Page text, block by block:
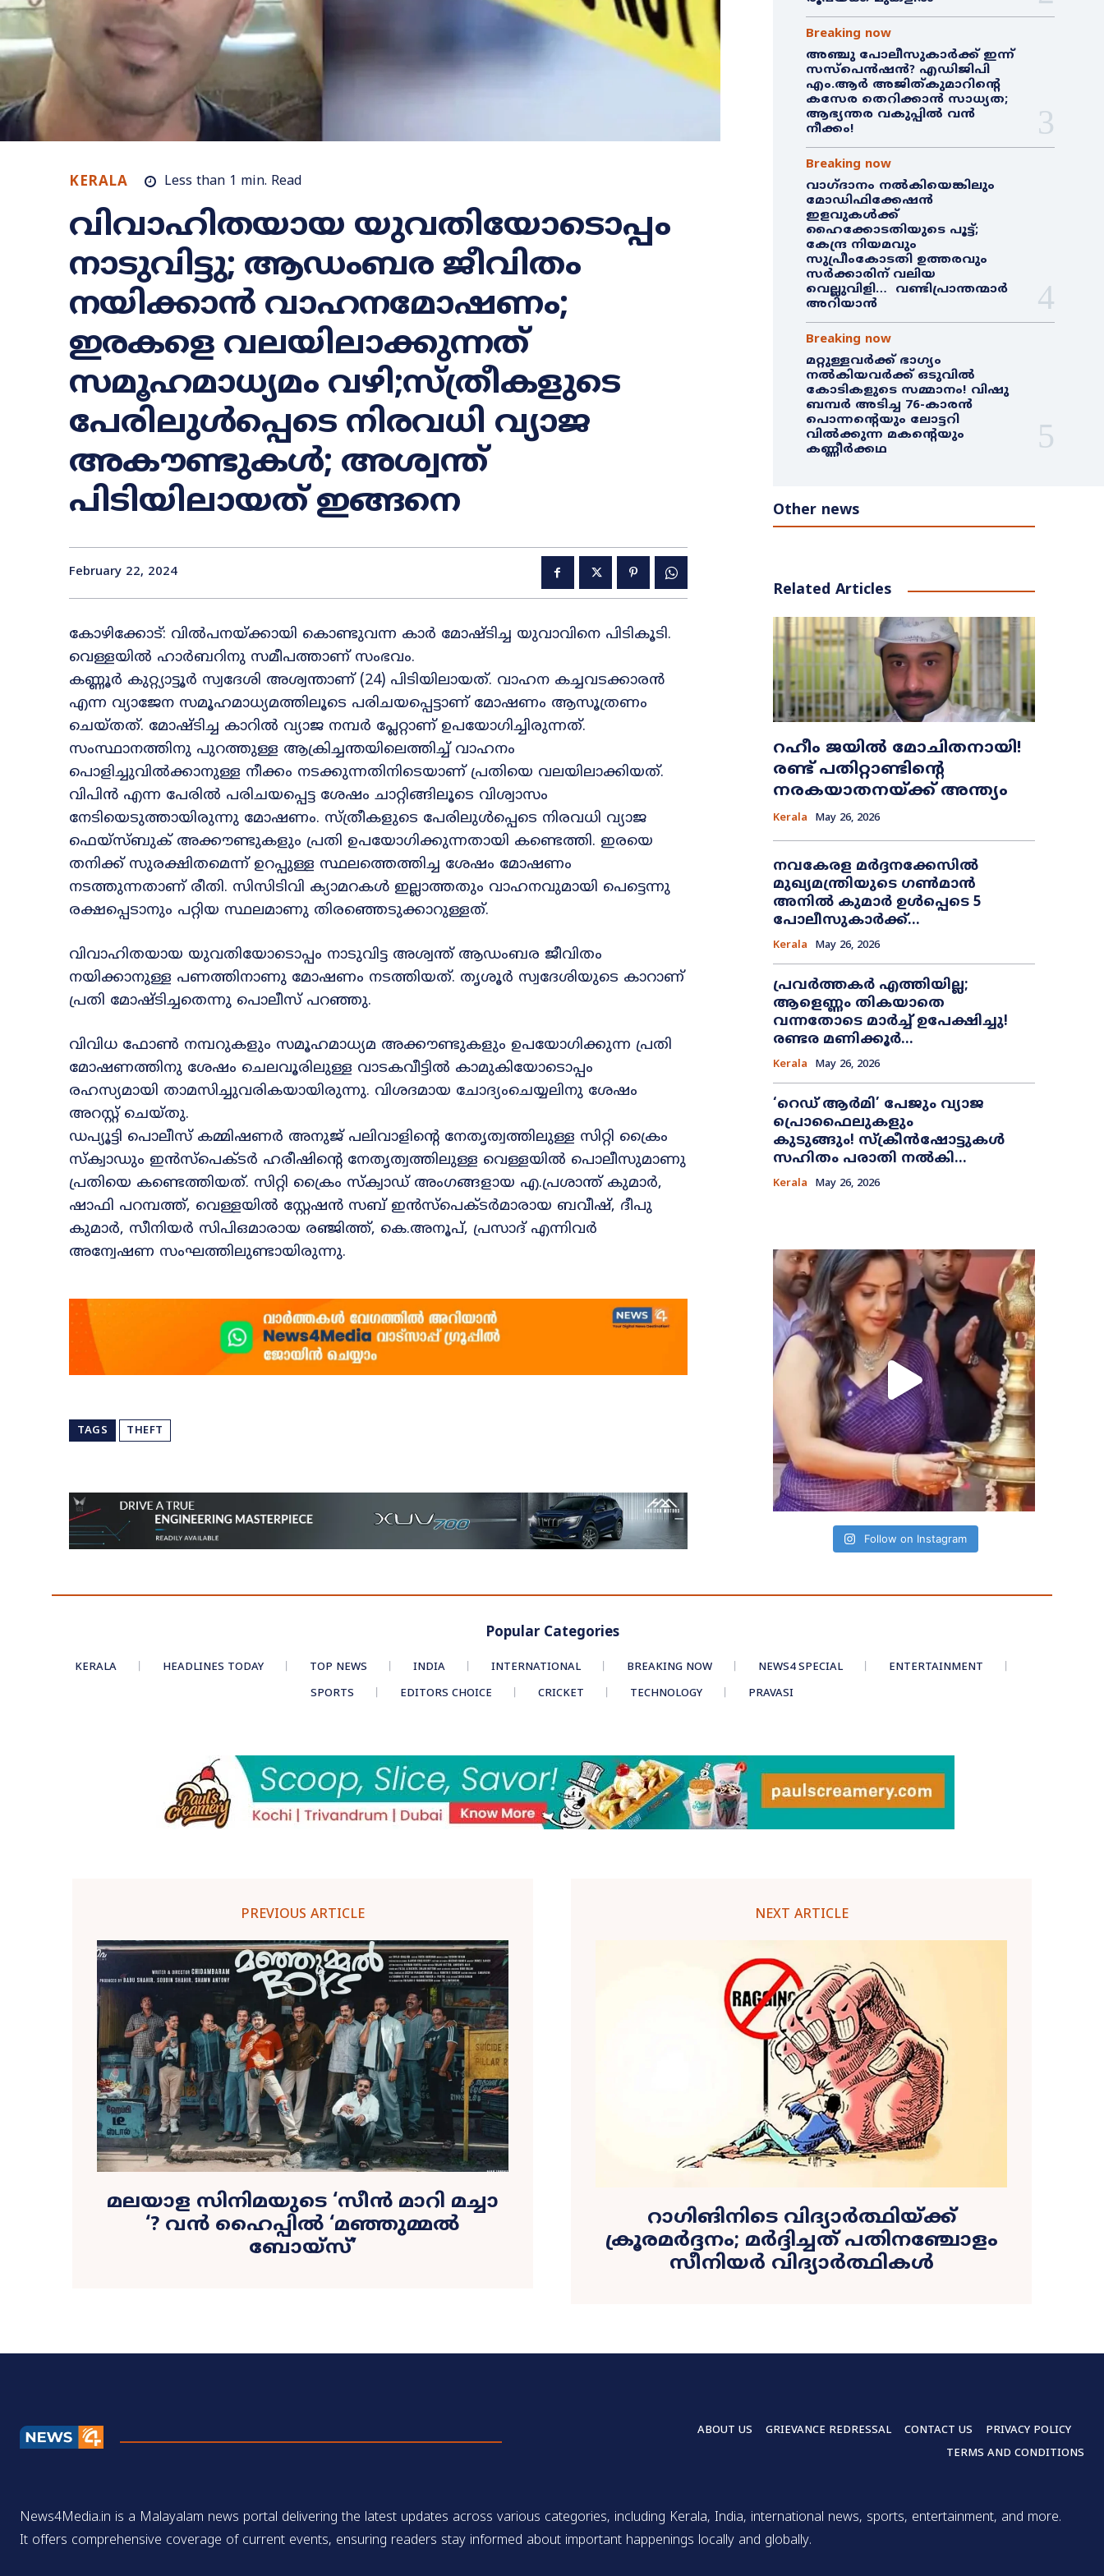
KERALA Less than 1 min. Read
വിവാഹിതയായ യുവതിയോടൊപ്പം
നാടുവിട്ടു; ആഡംബര ജീവിതം
നയിക്കാൻ വാഹനമോഷണം;
ഇരകളെ വലയിലാക്കുന്നത്
സമൂഹമാധ്യമം വഴി;സ്ത്രീകളുടെ
പേരിലുൾപ്പെടെ നിരവധി വ്യാജ
അകൗണ്ടുകൾ; അശ്വന്ത്
പിടിയിലായത് ഇങ്ങനെ
February 22, 2024
കോഴിക്കോട്: വിൽപനയ്ക്കായി കൊണ്ടുവന്ന കാർ മോഷ്ടിച്ച യുവാവിനെ പിടികൂടി.
വെള്ളയിൽ ഹാർബറിനു സമീപത്താണ് സംഭവം.
കണ്ണൂർ കുറ്റ്യാട്ടൂർ സ്വദേശി അശ്വന്താണ് (24) പിടിയിലായത്. വാഹന കച്ചവടക്കാരൻ
എന്ന വ്യാജേന സമൂഹമാധ്യമത്തിലൂടെ പരിചയപ്പെട്ടാണ് മോഷണം ആസൂത്രണം
ചെയ്തത്. മോഷ്ടിച്ച കാറിൽ വ്യാജ നമ്പർ പ്ലേറ്റാണ് ഉപയോഗിച്ചിരുന്നത്.
സംസ്ഥാനത്തിനു പുറത്തുള്ള ആക്രിച്ചന്തയിലെത്തിച്ച് വാഹനം
പൊളിച്ചുവിൽക്കാനുള്ള നീക്കം നടക്കുന്നതിനിടെയാണ് പ്രതിയെ വലയിലാക്കിയത്.
വിപിൻ എന്ന പേരിൽ പരിചയപ്പെട്ട ശേഷം ചാറ്റിങ്ങിലൂടെ വിശ്വാസം
നേടിയെടുത്തായിരുന്നു മോഷണം. സ്ത്രീകളുടെ പേരിലുൾപ്പെടെ നിരവധി വ്യാജ
ഫെയ്സ്ബുക് അക്കൗണ്ടുകളും പ്രതി ഉപയോഗിക്കുന്നതായി കണ്ടെത്തി. ഇരയെ
തനിക്ക് സുരക്ഷിതമെന്ന് ഉറപ്പുള്ള സ്ഥലത്തെത്തിച്ച ശേഷം മോഷണം
നടത്തുന്നതാണ് രീതി. സിസിടിവി ക്യാമറകൾ ഇല്ലാത്തതും വാഹനവുമായി പെട്ടെന്നു
രക്ഷപ്പെടാനും പറ്റിയ സ്ഥലമാണു തിരഞ്ഞെടുക്കാറുള്ളത്.
വിവാഹിതയായ യുവതിയോടൊപ്പം നാടുവിട്ട അശ്വന്ത് ആഡംബര ജീവിതം
നയിക്കാനുള്ള പണത്തിനാണു മോഷണം നടത്തിയത്. തൃശൂർ സ്വദേശിയുടെ കാറാണ്
പ്രതി മോഷ്ടിച്ചതെന്നു പൊലീസ് പറഞ്ഞു.
വിവിധ ഫോൺ നമ്പറുകളും സമൂഹമാധ്യമ അക്കൗണ്ടുകളും ഉപയോഗിക്കുന്ന പ്രതി
മോഷണത്തിനു ശേഷം ചെലവൂരിലുള്ള വാടകവീട്ടിൽ കാമുകിയോടൊപ്പം
രഹസ്യമായി താമസിച്ചുവരികയായിരുന്നു. വിശദമായ ചോദ്യംചെയ്യലിനു ശേഷം
അറസ്റ്റ് ചെയ്തു.
ഡപ്യൂട്ടി പൊലീസ് കമ്മിഷണർ അനുജ് പലിവാളിന്റെ നേതൃത്വത്തിലുള്ള സിറ്റി ക്രൈം
സ്ക്വാഡും ഇൻസ്പെക്ടർ ഹരീഷിന്റെ നേതൃത്വത്തിലുള്ള വെള്ളയിൽ പൊലീസുമാണു
പ്രതിയെ കണ്ടെത്തിയത്. സിറ്റി ക്രൈം സ്ക്വാഡ് അംഗങ്ങളായ എ.പ്രശാന്ത് കുമാർ,
ഷാഫി പറമ്പത്ത്, വെള്ളയിൽ സ്റ്റേഷൻ സബ് ഇൻസ്പെക്ടർമാരായ ബവീഷ്, ദീപു
കുമാർ, സീനിയർ സിപിഒമാരായ രഞ്ജിത്ത്, കെ.അനൂപ്, പ്രസാദ് എന്നിവർ
അന്വേഷണ സംഘത്തിലുണ്ടായിരുന്നു.
TAGS THEFT
Breaking now
അഞ്ചു പോലീസുകാർക്ക് ഇന്ന്
സസ്‌പെൻഷൻ? എഡിജിപി
എം.ആർ അജിത്കുമാറിൻ്റെ
കസേര തെറിക്കാൻ സാധ്യത;
ആഭ്യന്തര വകുപ്പിൽ വൻ
നീക്കം!
Breaking now
വാഗ്ദാനം നൽകിയെങ്കിലും
മോഡിഫിക്കേഷൻ
ഇളവുകൾക്ക്
ഹൈക്കോടതിയുടെ പൂട്ട്;
കേന്ദ്ര നിയമവും
സുപ്രീംകോടതി ഉത്തരവും
സർക്കാരിന് വലിയ
വെല്ലുവിളി… വണ്ടിപ്രാന്തന്മാർ
അറിയാൻ
Breaking now
മറ്റുള്ളവർക്ക് ഭാഗ്യം
നൽകിയവർക്ക് ഒടുവിൽ
കോടികളുടെ സമ്മാനം! വിഷു
ബമ്പർ അടിച്ച 76-കാരൻ
പൊന്നന്റെയും ലോട്ടറി
വിൽക്കുന്ന മകന്റെയും
കണ്ണീർക്കഥ
Other news
Related Articles
റഹീം ജയിൽ മോചിതനായി!
രണ്ട് പതിറ്റാണ്ടിന്റെ
നരകയാതനയ്ക്ക് അന്ത്യം
Kerala May 26, 2026
നവകേരള മർദ്ദനക്കേസിൽ
മുഖ്യമന്ത്രിയുടെ ഗൺമാൻ
അനിൽ കുമാർ ഉൾപ്പെടെ 5
പോലീസുകാർക്ക്...
Kerala May 26, 2026
പ്രവർത്തകർ എത്തിയില്ല;
ആളെണ്ണം തികയാതെ
വന്നതോടെ മാർച്ച് ഉപേക്ഷിച്ചു!
രണ്ടര മണിക്കൂർ...
Kerala May 26, 2026
​‘റെഡ് ആർമി’ പേജും വ്യാജ
പ്രൊഫൈലുകളും
കുടുങ്ങും! സ്ക്രീൻഷോട്ടുകൾ
സഹിതം പരാതി നൽകി...
Kerala May 26, 2026
Follow on Instagram
Popular Categories
KERALA HEADLINES TODAY TOP NEWS INDIA INTERNATIONAL BREAKING NOW NEWS4 SPECIAL
ENTERTAINMENT
SPORTS
EDITORS CHOICE CRICKET TECHNOLOGY PRAVASI
PREVIOUS ARTICLE
മലയാള സിനിമയുടെ ‘സീൻ മാറി മച്ചാ
‘? വൻ ഹൈപ്പിൽ ‘മഞ്ഞുമ്മൽ
ബോയ്‍സ്’
NEXT ARTICLE
റാഗിങിനിടെ വിദ്യാർത്ഥിയ്ക്ക്
ക്രൂരമർദ്ദനം; മർദ്ദിച്ചത് പതിനഞ്ചോളം
സീനിയർ വിദ്യാർത്ഥികൾ
ABOUT US GRIEVANCE REDRESSAL CONTACT US
PRIVACY POLICY
TERMS AND CONDITIONS
News4Media.in is a Malayalam news portal delivering the latest updates across various categories, including Kerala, India, international news, sports, entertainment, and more.
It offers comprehensive coverage of current events, ensuring readers stay informed about important happenings locally and globally.